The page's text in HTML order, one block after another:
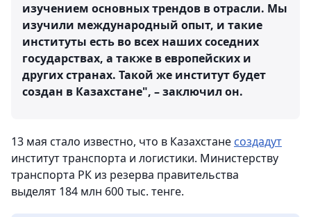
изучением основных трендов в отрасли. Мы
изучили международный опыт, и такие
институты есть во всех наших соседних
государствах, а также в европейских и
других странах. Такой же институт будет
создан в Казахстане", – заключил он.
13 мая стало известно, что в Казахстане создадут
институт транспорта и логистики. Министерству
транспорта РК из резерва правительства
выделят 184 млн 600 тыс. тенге.